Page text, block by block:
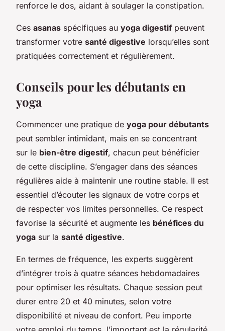
renforce le dos, aidant à soulager la constipation.
Ces asanas spécifiques au yoga digestif peuvent
transformer votre santé digestive lorsqu’elles sont
pratiquées correctement et régulièrement.
Conseils pour les débutants en
yoga
Commencer une pratique de yoga pour débutants
peut sembler intimidant, mais en se concentrant
sur le bien-être digestif, chacun peut bénéficier
de cette discipline. S’engager dans des séances
régulières aide à maintenir une routine stable. Il est
essentiel d’écouter les signaux de votre corps et
de respecter vos limites personnelles. Ce respect
favorise la sécurité et augmente les bénéfices du
yoga sur la santé digestive.
En termes de fréquence, les experts suggèrent
d’intégrer trois à quatre séances hebdomadaires
pour optimiser les résultats. Chaque session peut
durer entre 20 et 40 minutes, selon votre
disponibilité et niveau de confort. Peu importe